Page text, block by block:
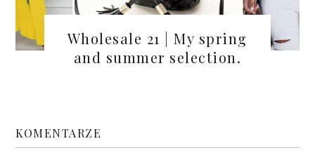
Wholesale 21 | My spring
and summer selection.
KOMENTARZE